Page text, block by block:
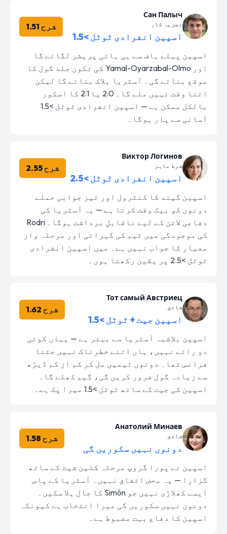
Сан Палыч
تجزیہ کار
اسپین انفرادی ٹوٹل >1.5
شرح 1.51
اسپین پہلے ہاف سے ہی ہائی پریشر لگائے گا
اور Yamal-Oyarzabal-Olmo کی تکون جلد گول کا
موقع بنائے گی۔ آسٹریا بلاک بنائے گا لیکن
اتنا وقت نہیں ملے گا۔ 2:0 یا 2:1 کا اسکور
بالکل ممکن ہے — اسپین انفرادی ٹوٹل >1.5
آسانی سے پار ہوگا۔
Виктор Логинов
شرط ماہر
اسپین انفرادی ٹوٹل >2.5
شرح 2.55
اسپین گیند کا کنٹرول اور تیز جوابی حملے
دونوں کو بیک وقت کرتا ہے — یہ آسٹریا کی
دفاعی لائن کے لیے ناقابلِ برداشت ہوگا۔ Rodri
کی موجودگی میں ٹیم کی گہرائی اور مرحلہ وار
معیار کا جواب نہیں ہے۔ میں اسپین انفرادی
ٹوٹل >2.5 پر یقین رکھتا ہوں۔
Тот самый Австриец
شائق
اسپین جیت + ٹوٹل >1.5
شرح 1.62
اسپین بلاشبہ آسٹریا سے بہتر ہے — یہاں کوئی
دو رائے نہیں، ہاں اتنے خطرناک نہیں جتنا
فرانس تھا۔ دونوں ٹیمیں مل کر کم از کم ڈیڑھ
سے زیادہ گول ضرور کریں گی، گیم کھلے گا۔
اسپین کی جیت کے ساتھ ٹوٹل >1.5 میرا پک ہے۔
Анатолий Минаев
شائق
دونوں نہیں سکوریں گی
شرح 1.58
اسپین نے پورا گروپ مرحلہ کلین شیٹ کے ساتھ
گزارا — یہ محض اتفاق نہیں۔ آسٹریا کے پاس
ایسے کھلاڑی نہیں جو Simón کا جال ہلا سکیں۔
دونوں نہیں سکوریں گی میرا انتخاب ہے کیونکہ
اسپین کا دفاع بہت مضبوط ہے۔